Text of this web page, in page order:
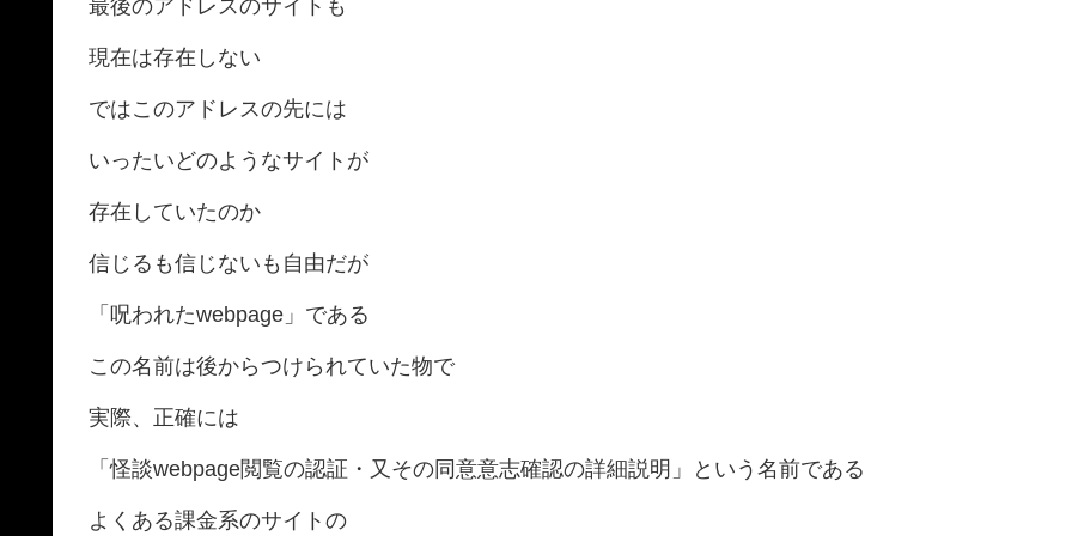
最後のアドレスのサイトも
現在は存在しない
ではこのアドレスの先には
いったいどのようなサイトが
存在していたのか
信じるも信じないも自由だが
「呪われたwebpage」である
この名前は後からつけられていた物で
実際、正確には
「怪談webpage閲覧の認証・又その同意意志確認の詳細説明」という名前である
よくある課金系のサイトの